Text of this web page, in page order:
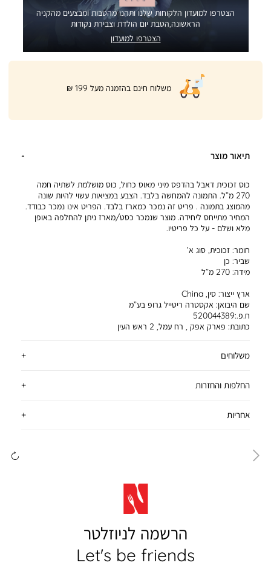
הצטרפו למועדון הלקוחות שלנו ותהנו מהטבות ומבצעים מהקניה
הראשונה,הטבת יום הולדת וצבירת נקודות
הצטרפו למועדון
|
product
page
banner
משלוח חינם בהזמנה מעל 199 ₪
תיאור מוצר
משלוחים
החלפות והחזרות
אחריות
כוס זכוכית דאבל בהדפס מיני מאוס כחול, כוס מושלמת לשתיה חמה
270 מ”ל. התמונה להמחשה בלבד. הצבע במציאות עשוי להיות שונה
מהמוצג בתמונה . פריט זה נמכר כמארז בלבד. הפריט אינו נמכר כבודד.
המחיר מתייחס ליחידה. מוצר שנמכר כסט/מארז ניתן להחלפה באופן
מלא ושלם - על כל פריטיו.
חומר: זכוכית, סוג א’
שביר: כן
מידה: 270 מ”ל
ארץ ייצור: סין, China
שם היבואן: אקסטרה ריטייל גרופ בע”מ
ח.פ.:520044389
כתובת: פארק אפק , רח עמל, 2 ראש העין
הרשמה לניוזלטר
Let's be friends